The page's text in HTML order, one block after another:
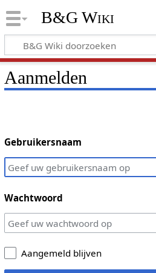
B&G Wiki
Aanmelden
Gebruikersnaam
Wachtwoord
Aangemeld blijven